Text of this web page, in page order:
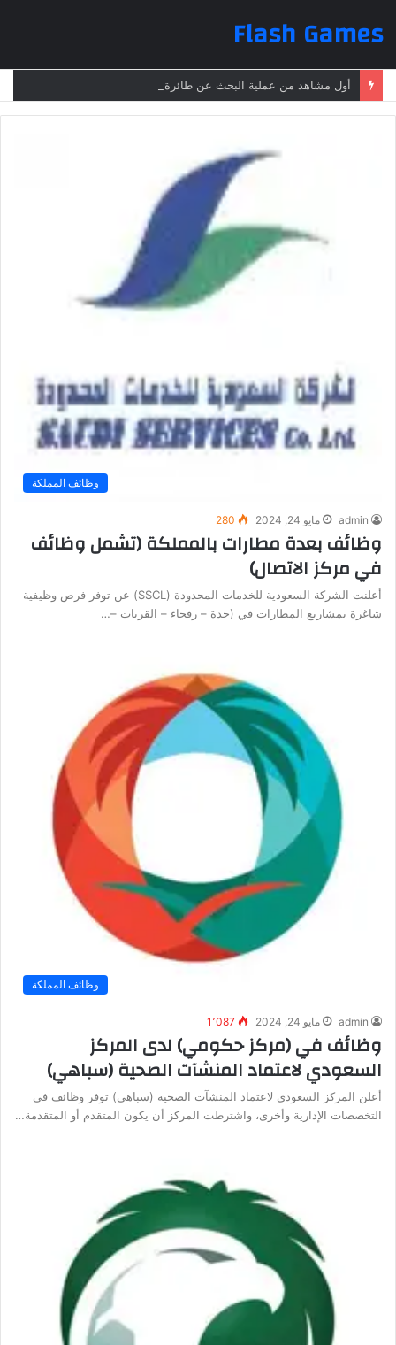
Flash Games
وظائف المملكة
admin مايو 24, 2024 280
وظائف بعدة مطارات بالمملكة (تشمل وظائف
في مركز الاتصال)
أعلنت الشركة السعودية للخدمات المحدودة (SSCL) عن توفر فرص وظيفية
شاغرة بمشاريع المطارات في (جدة – رفحاء – القريات –…
وظائف المملكة
admin مايو 24, 2024 1٬087
وظائف في (مركز حكومي) لدى المركز
السعودي لاعتماد المنشآت الصحية (سباهي)
أعلن المركز السعودي لاعتماد المنشآت الصحية (سباهي) توفر وظائف في
التخصصات الإدارية وأخرى، واشترطت المركز أن يكون المتقدم أو المتقدمة…